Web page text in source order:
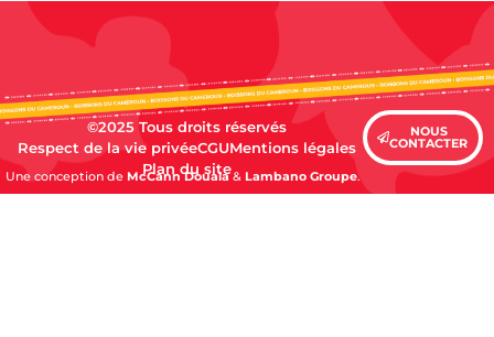
©2025 Tous droits réservés
Respect de la vie privéeCGUMentions légales
Plan du site
NOUS
CONTACTER
Une conception de McCann Douala& Lambano Groupe.